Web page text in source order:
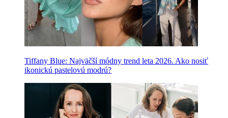
Tiffany Blue: Najväčší módny trend leta 2026. Ako nosiť
ikonickú pastelovú modrú?